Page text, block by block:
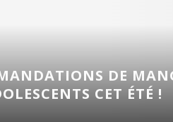
DE MANGAS ET
ÉTÉ !